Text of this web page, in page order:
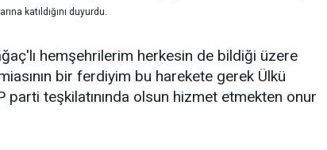
katıldığını duyurdu.
hemşehrilerim herkesin de bildiği üzere
bir ferdiyim bu harekete gerek Ülkü
parti teşkilatınında olsun hizmet etmekten onur